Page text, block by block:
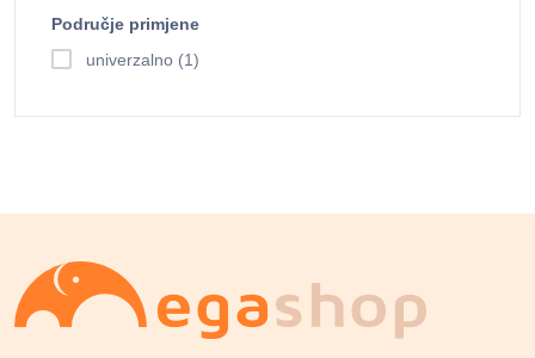
Područje primjene
univerzalno (1)